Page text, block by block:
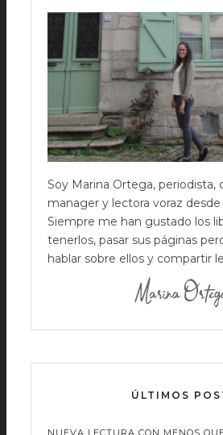
Soy Marina Ortega,
manager y lectora voraz
Siempre me han gustado los
tenerlos, pasar sus páginas
hablar sobre ellos y compartir
ÚLTIMOS
NUEVA LECTURA CON MENOS